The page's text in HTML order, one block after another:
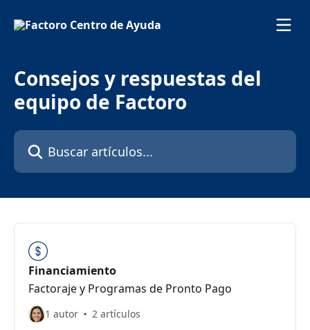
Consejos y respuestas del
equipo de Factoro
Buscar artículos...
Financiamiento
Factoraje y Programas de Pronto Pago
1 autor 2 artículos